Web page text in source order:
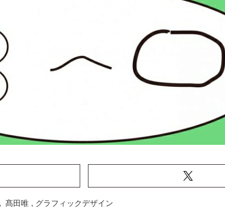
, 髙田唯 , グラフィックデザイン